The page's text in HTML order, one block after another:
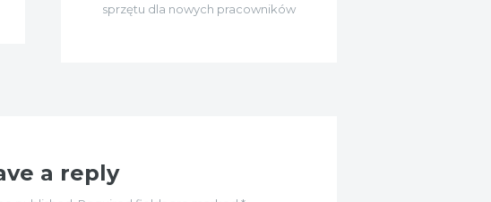
sprzętu dla nowych pracowników
a reply